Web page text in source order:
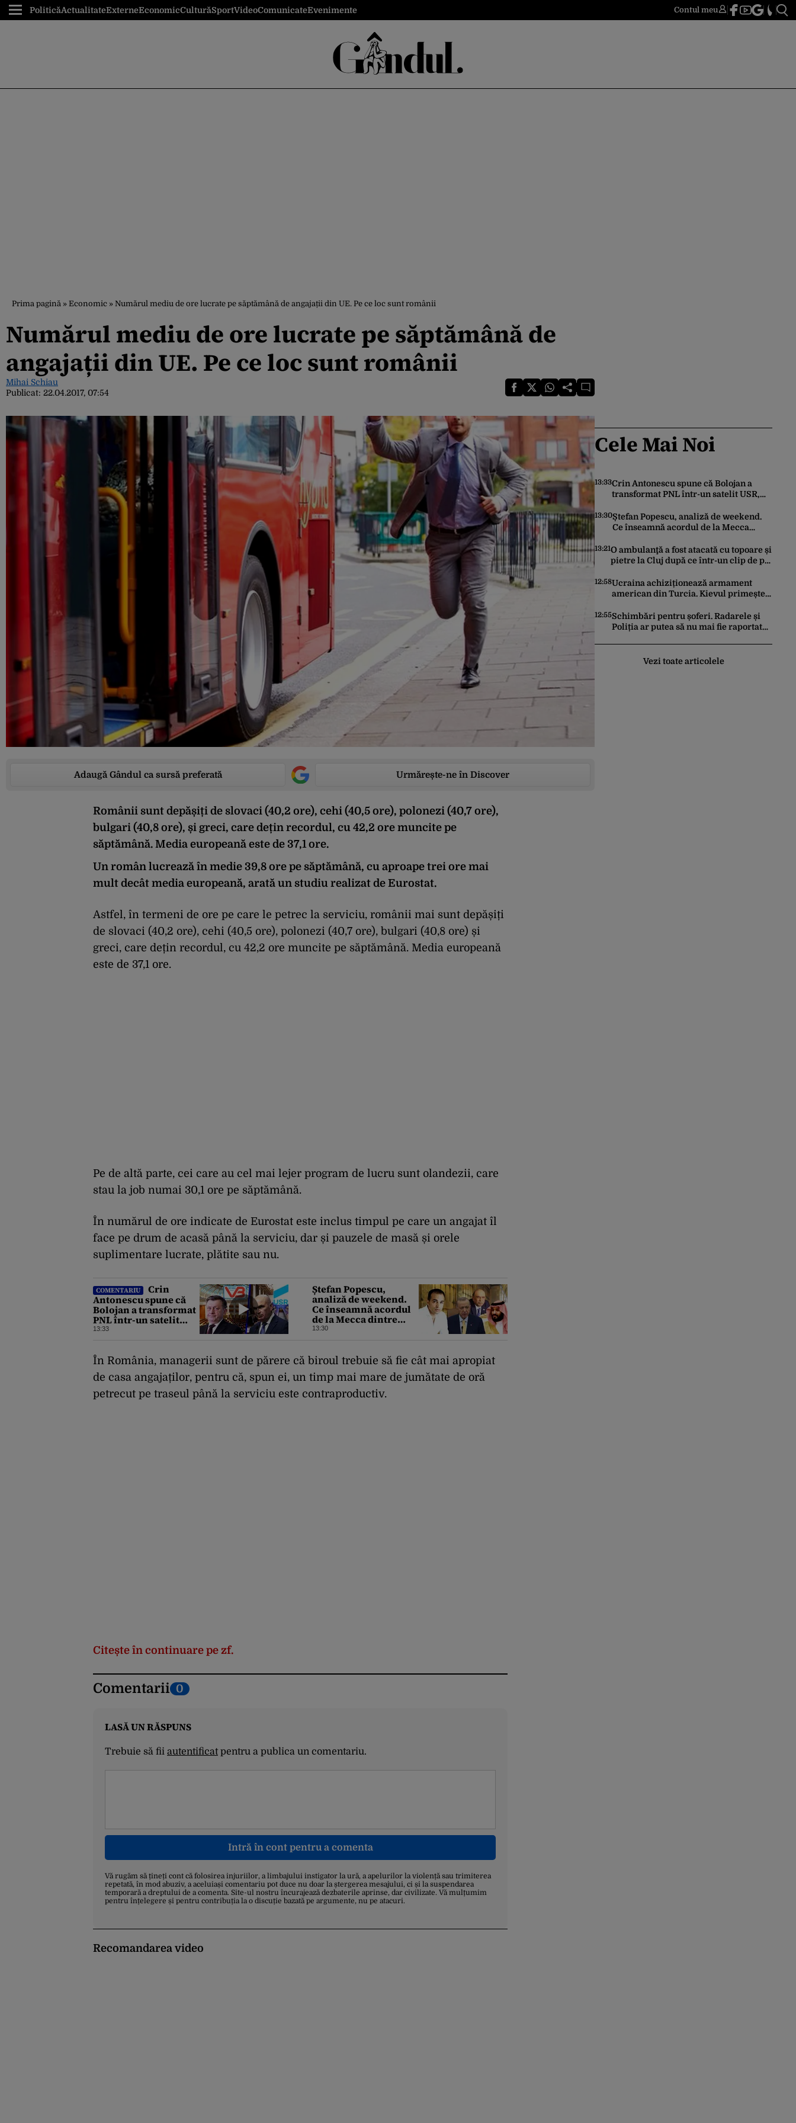
PoliticăActualitateExterneEconomicCulturăSportVideoComunicateEvenimente Contul meu
Prima pagină » Economic » Numărul mediu de ore lucrate pe săptămână de angajații din UE. Pe ce loc sunt românii
Numărul mediu de ore lucrate pe săptămână de
angajații din UE. Pe ce loc sunt românii
Mihai Schiau
Publicat: 22.04.2017, 07:54
Adaugă Gândul ca sursă preferată Urmărește-ne în Discover
Românii sunt depășiți de slovaci (40,2 ore), cehi (40,5 ore), polonezi (40,7 ore),
bulgari (40,8 ore), și greci, care dețin recordul, cu 42,2 ore muncite pe
săptămână. Media europeană este de 37,1 ore.
Un român lucrează în medie 39,8 ore pe săptămână, cu aproape trei ore mai
mult decât media europeană, arată un studiu realizat de Eurostat.
Astfel, în termeni de ore pe care le petrec la serviciu, românii mai sunt depășiți
de slovaci (40,2 ore), cehi (40,5 ore), polonezi (40,7 ore), bulgari (40,8 ore) și
greci, care dețin recordul, cu 42,2 ore muncite pe săptămână. Media europeană
este de 37,1 ore.
Pe de altă parte, cei care au cel mai lejer program de lucru sunt olandezii, care
stau la job numai 30,1 ore pe săptămână.
În numărul de ore indicate de Eurostat este inclus timpul pe care un angajat îl
face pe drum de acasă până la serviciu, dar și pauzele de masă și orele
suplimentare lucrate, plătite sau nu.
COMENTARIU
Crin
Antonescu spune că
Bolojan a transformat
PNL într-un satelit
USR, asemănător
a aparținut Miliției
13:33
Ștefan Popescu,
analiză de weekend.
Ce înseamnă acordul
de la Mecca dintre
Turcia, Pakistan şi
13:30
În România, managerii sunt de părere că biroul trebuie să fie cât mai apropiat
de casa angajaților, pentru că, spun ei, un timp mai mare de jumătate de oră
petrecut pe traseul până la serviciu este contraproductiv.
Citește în continuare pe zf.
Comentarii 0
LASĂ UN RĂSPUNS
Trebuie să fii autentificatpentru a publica un comentariu.
Intră în cont pentru a comenta
Vă rugăm să țineți cont că folosirea injuriilor, a limbajului instigator la ură, a apelurilor la violență sau trimiterea
repetată, în mod abuziv, a aceluiași comentariu pot duce nu doar la ștergerea mesajului, ci și la suspendarea
temporară a dreptului de a comenta. Site-ul nostru încurajează dezbaterile aprinse, dar civilizate. Vă mulțumim
pentru înțelegere și pentru contribuția la o discuție bazată pe argumente, nu pe atacuri.
Recomandarea video
Cele Mai Noi
13:33Crin Antonescu spune că Bolojan a
transformat PNL într-un satelit USR,
Dinamo Victoria, care a aparținut
Miliției
13:30Ștefan Popescu, analiză de weekend.
Ce înseamnă acordul de la Mecca
Saudită
13:21O ambulanţă a fost atacată cu topoare și
pietre la Cluj după ce într-un clip de pe
12:58Ucraina achiziționează armament
american din Turcia. Kievul primește
MLRS
12:55Schimbări pentru șoferi. Radarele și
Poliția ar putea să nu mai fie raportate
Vezi toate articolele